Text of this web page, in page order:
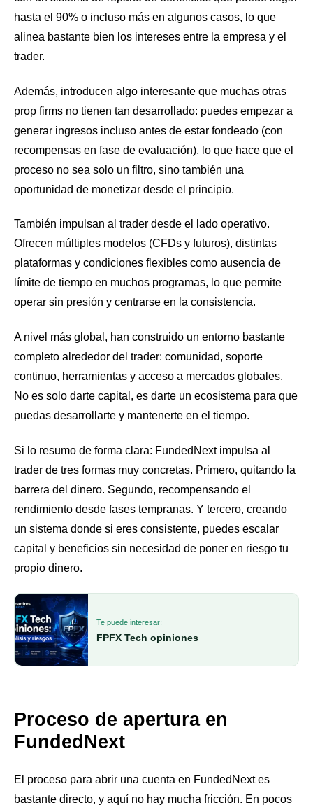
hasta el 90% o incluso más en algunos casos, lo que
alinea bastante bien los intereses entre la empresa y el
trader.
Además, introducen algo interesante que muchas otras
prop firms no tienen tan desarrollado: puedes empezar a
generar ingresos incluso antes de estar fondeado (con
recompensas en fase de evaluación), lo que hace que el
proceso no sea solo un filtro, sino también una
oportunidad de monetizar desde el principio.
También impulsan al trader desde el lado operativo.
Ofrecen múltiples modelos (CFDs y futuros), distintas
plataformas y condiciones flexibles como ausencia de
límite de tiempo en muchos programas, lo que permite
operar sin presión y centrarse en la consistencia.
A nivel más global, han construido un entorno bastante
completo alrededor del trader: comunidad, soporte
continuo, herramientas y acceso a mercados globales.
No es solo darte capital, es darte un ecosistema para que
puedas desarrollarte y mantenerte en el tiempo.
Si lo resumo de forma clara: FundedNext impulsa al
trader de tres formas muy concretas. Primero, quitando la
barrera del dinero. Segundo, recompensando el
rendimiento desde fases tempranas. Y tercero, creando
un sistema donde si eres consistente, puedes escalar
capital y beneficios sin necesidad de poner en riesgo tu
propio dinero.
Te puede interesar:
FPFX Tech opiniones
Proceso de apertura en
FundedNext
El proceso para abrir una cuenta en FundedNext es
bastante directo, y aquí no hay mucha fricción. En pocos